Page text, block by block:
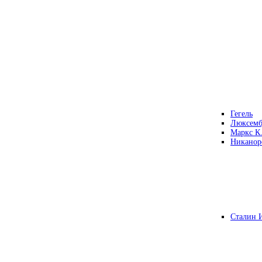
Гегель
Маркс К.
Сталин